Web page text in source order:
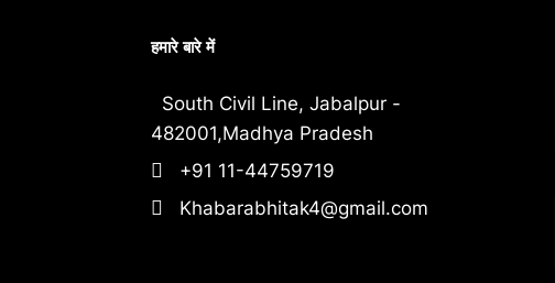
हमारे बारे में
South Civil Line, Jabalpur -
482001,Madhya Pradesh
+91 11-44759719
Khabarabhitak4@gmail.com